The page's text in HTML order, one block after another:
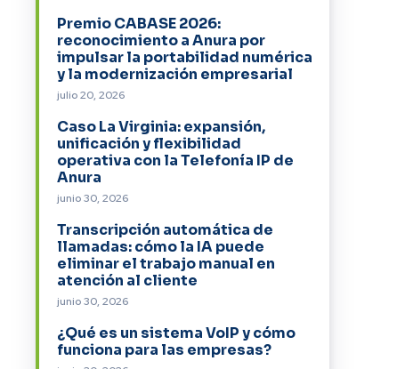
Premio CABASE 2026:
reconocimiento a Anura por
impulsar la portabilidad numérica
y la modernización empresarial
julio 20, 2026
Caso La Virginia: expansión,
unificación y flexibilidad
operativa con la Telefonía IP de
Anura
junio 30, 2026
Transcripción automática de
llamadas: cómo la IA puede
eliminar el trabajo manual en
atención al cliente
junio 30, 2026
¿Qué es un sistema VoIP y cómo
funciona para las empresas?